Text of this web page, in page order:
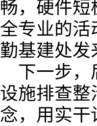
畅，硬件
全专业的活
勤基建处发
下一步，
设施排查整
念，用实干